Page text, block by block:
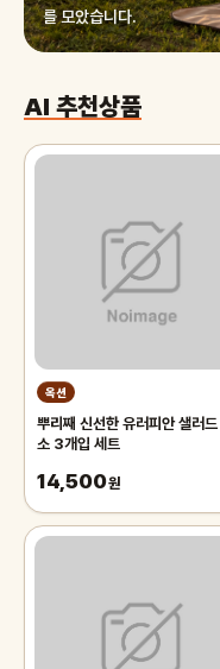
를 모았습니다.
AI 추천상품
옥션
뿌리째 신선한 유러피안 샐러드
소 3개입 세트
14,500원